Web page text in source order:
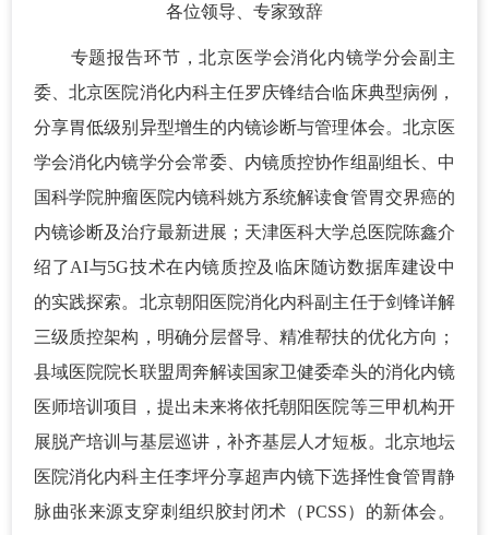
各位领导、专家致辞
专题报告环节，北京医学会消化内镜学分会副主
委、北京医院消化内科主任罗庆锋结合临床典型病例，
分享胃低级别异型增生的内镜诊断与管理体会。北京医
学会消化内镜学分会常委、内镜质控协作组副组长、中
国科学院肿瘤医院内镜科姚方系统解读食管胃交界癌的
内镜诊断及治疗最新进展；天津医科大学总医院陈鑫介
绍了AI与5G技术在内镜质控及临床随访数据库建设中
的实践探索。北京朝阳医院消化内科副主任于剑锋详解
三级质控架构，明确分层督导、精准帮扶的优化方向；
县域医院院长联盟周奔解读国家卫健委牵头的消化内镜
医师培训项目，提出未来将依托朝阳医院等三甲机构开
展脱产培训与基层巡讲，补齐基层人才短板。北京地坛
医院消化内科主任李坪分享超声内镜下选择性食管胃静
脉曲张来源支穿刺组织胶封闭术（PCSS）的新体会。